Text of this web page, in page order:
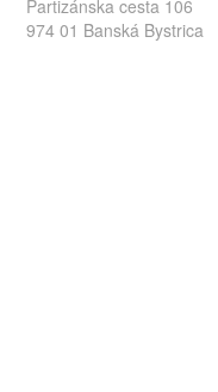
Partizánska cesta 106
974 01 Banská Bystrica